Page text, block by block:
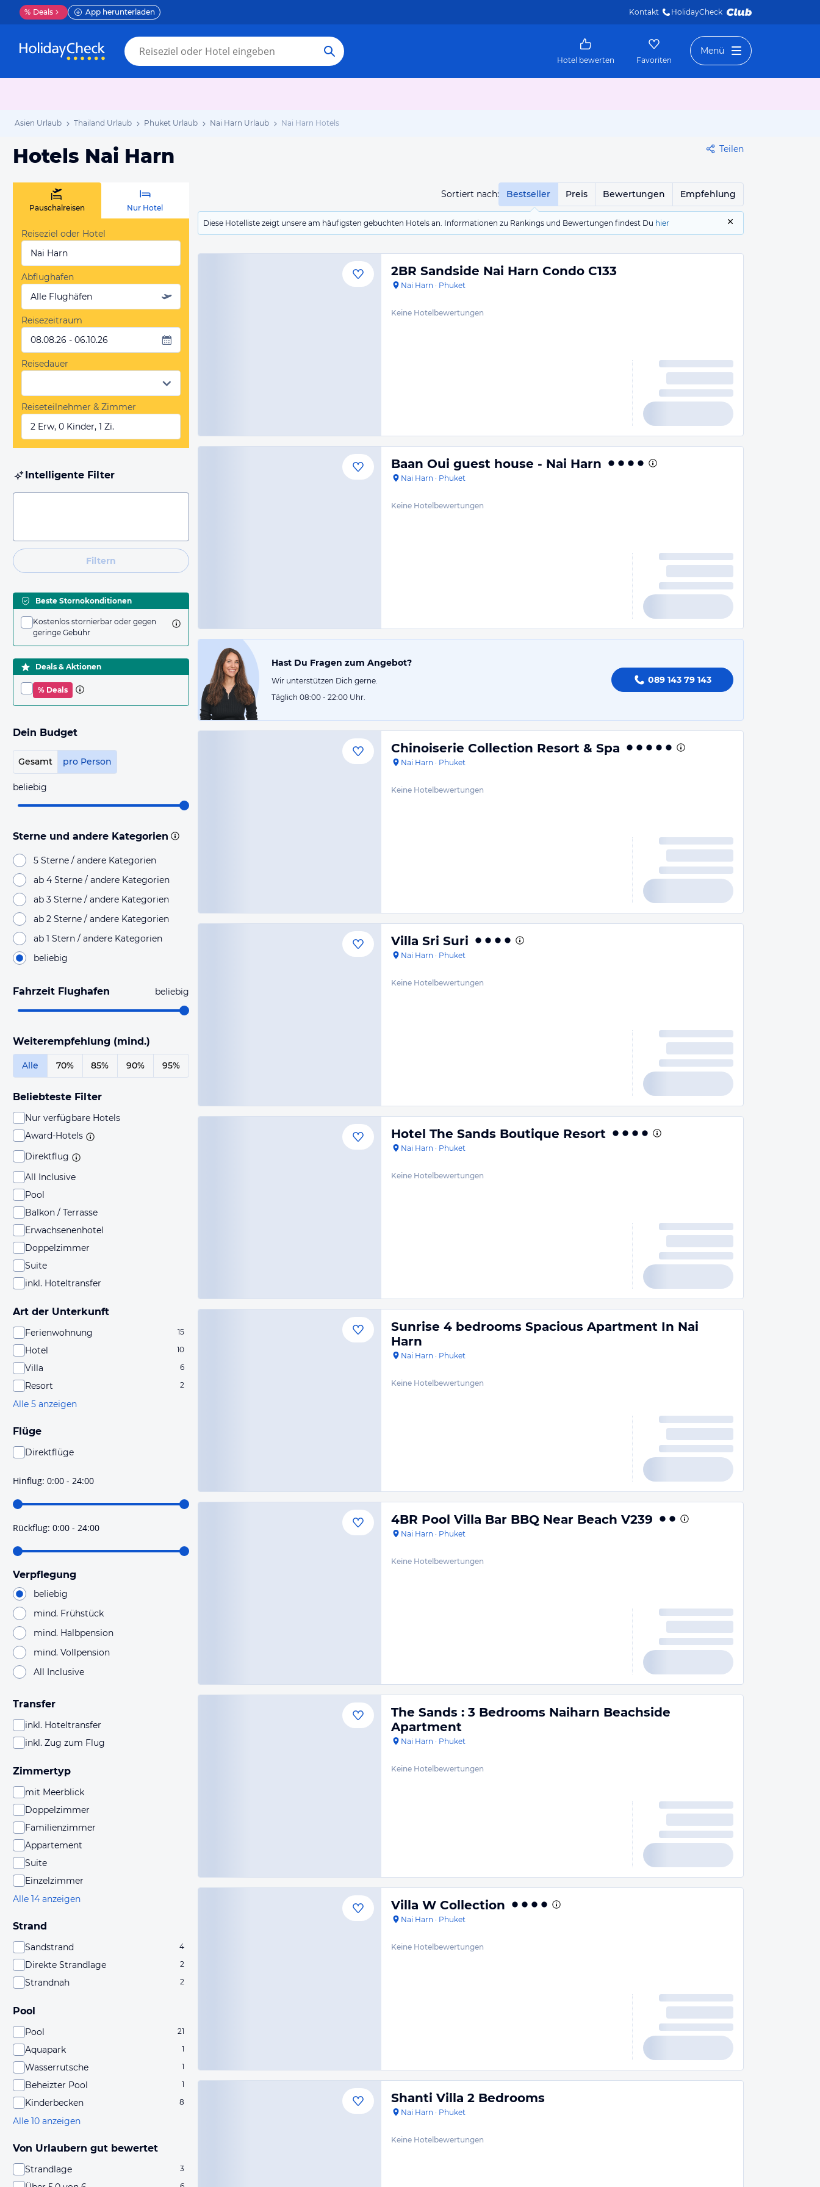
% Deals App herunterladen Kontakt HolidayCheck
Hotel bewerten Favoriten
Menü
Asien Urlaub Thailand Urlaub Phuket Urlaub Nai Harn Urlaub Nai Harn Hotels
Hotels Nai Harn Teilen
Sortiert nach: Bestseller Preis Bewertungen Empfehlung
Diese Hotelliste zeigt unsere am häufigsten gebuchten Hotels an. Informationen zu Rankings und Bewertungen findest Du hier
Pauschalreisen Nur Hotel
Reiseziel oder Hotel
Nai Harn
Abflughafen
Alle Flughäfen
Reisezeitraum
08.08.26 - 06.10.26
Reisedauer
Reiseteilnehmer & Zimmer
2 Erw, 0 Kinder, 1 Zi.
Intelligente Filter
Filtern
Beste Stornokonditionen
Kostenlos stornierbar oder gegen
geringe Gebühr
Deals & Aktionen
% Deals
Dein Budget
Gesamt pro Person
beliebig
Sterne und andere Kategorien
5 Sterne / andere Kategorien
ab 4 Sterne / andere Kategorien
ab 3 Sterne / andere Kategorien
ab 2 Sterne / andere Kategorien
ab 1 Stern / andere Kategorien
beliebig
Fahrzeit Flughafen beliebig
Weiterempfehlung (mind.)
Alle 70% 85% 90% 95%
Beliebteste Filter
Nur verfügbare Hotels
Award-Hotels
Direktflug
All Inclusive
Pool
Balkon / Terrasse
Erwachsenenhotel
Doppelzimmer
Suite
inkl. Hoteltransfer
Art der Unterkunft
Ferienwohnung 15
Hotel 10
Villa 6
Resort 2
Alle 5 anzeigen
Flüge
Direktflüge
hoher Wahrscheinlichkeit Direktflüge sind. Bitte
prüfe vor der Buchung noch einmal die Flugdetails.
Hinflug: 0:00 - 24:00
Rückflug: 0:00 - 24:00
Verpflegung
beliebig
mind. Frühstück
mind. Halbpension
mind. Vollpension
All Inclusive
Transfer
inkl. Hoteltransfer
inkl. Zug zum Flug
Zimmertyp
mit Meerblick
Doppelzimmer
Familienzimmer
Appartement
Suite
Einzelzimmer
Alle 14 anzeigen
Strand
Sandstrand 4
Direkte Strandlage 2
Strandnah 2
Pool
Pool 21
Aquapark 1
Wasserrutsche 1
Beheizter Pool 1
Kinderbecken 8
Alle 10 anzeigen
Von Urlaubern gut bewertet
Strandlage 3
2BR Sandside Nai Harn Condo C133
Nai Harn · Phuket
Keine Hotelbewertungen
Baan Oui guest house - Nai Harn
Nai Harn · Phuket
Keine Hotelbewertungen
Hast Du Fragen zum Angebot?
Wir unterstützen Dich gerne.
Täglich 08:00 - 22:00 Uhr.
089 143 79 143
Chinoiserie Collection Resort & Spa
Nai Harn · Phuket
Keine Hotelbewertungen
Villa Sri Suri
Nai Harn · Phuket
Keine Hotelbewertungen
Hotel The Sands Boutique Resort
Nai Harn · Phuket
Keine Hotelbewertungen
Sunrise 4 bedrooms Spacious Apartment In Nai
Harn
Nai Harn · Phuket
Keine Hotelbewertungen
4BR Pool Villa Bar BBQ Near Beach V239
Nai Harn · Phuket
Keine Hotelbewertungen
The Sands : 3 Bedrooms Naiharn Beachside
Apartment
Nai Harn · Phuket
Keine Hotelbewertungen
Villa W Collection
Nai Harn · Phuket
Keine Hotelbewertungen
Shanti Villa 2 Bedrooms
Nai Harn · Phuket
Keine Hotelbewertungen